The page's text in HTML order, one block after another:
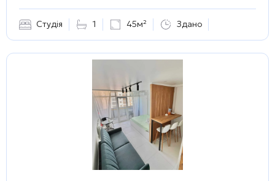
Студія 1 45м² Здано